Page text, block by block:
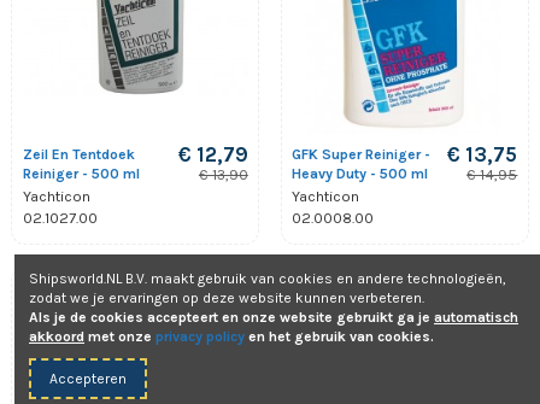
Zeil En Tentdoek
Reiniger - 500 ml
Yachticon
02.1027.00
€ 12,79
€ 13,90
GFK Super Reiniger -
Heavy Duty - 500 ml
Yachticon
02.0008.00
€ 13,75
€ 14,95
Aanbieding!
-8%
Aanbieding!
-8%
Shipsworld.NL B.V. maakt gebruik van cookies en andere technologieën,
zodat we je ervaringen op deze website kunnen verbeteren.
Als je de cookies accepteert en onze website gebruikt ga je automatisch
akkoord met onze privacy policy en het gebruik van cookies.
Accepteren